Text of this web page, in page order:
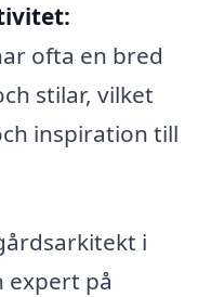
ofta en bred
stilar, vilket
inspiration till
i
expert på